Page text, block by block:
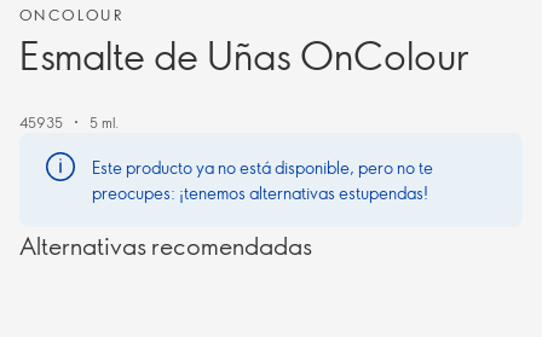
ONCOLOUR
Esmalte de Uñas OnColour
45935 5 ml.
Este producto ya no está disponible, pero no te
preocupes: ¡tenemos alternativas estupendas!
Alternativas recomendadas